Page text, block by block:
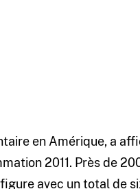
en Amérique, a
2011. Près de
avec un total de